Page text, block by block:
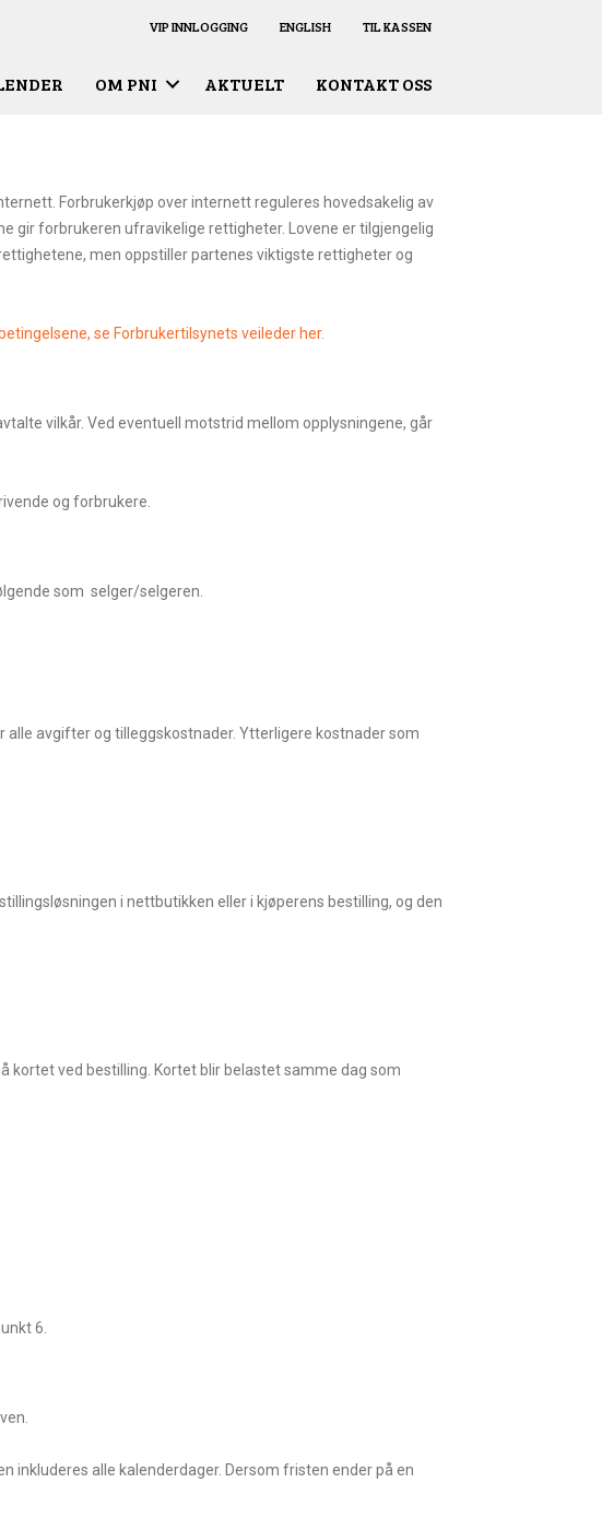
VIP INNLOGGING ENGLISH TIL KASSEN
OM PNI AKTUELT KONTAKT OSS
Forbrukerkjøp over internett reguleres hovedsakelig av
gir forbrukeren ufravikelige rettigheter. Lovene er tilgjengelig
men oppstiller partenes viktigste rettigheter og
se Forbrukertilsynets veileder her.
vilkår. Ved eventuell motstrid mellom opplysningene, går
og forbrukere.
som selger/selgeren.
alle avgifter og tilleggskostnader. Ytterligere kostnader som
i nettbutikken eller i kjøperens bestilling, og den
kortet ved bestilling. Kortet blir belastet samme dag som
6.
inkluderes alle kalenderdager. Dersom fristen ender på en